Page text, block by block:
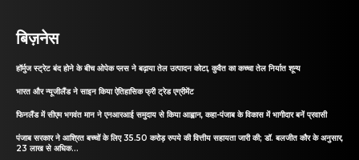
बिज़नेस
हॉर्मुज स्ट्रेट बंद होने के बीच ओपेक प्लस ने बढ़ाया तेल उत्पादन कोटा, कुवैत का कच्चा तेल निर्यात शून्य
भारत और न्यूजीलैंड ने साइन किया ऐतिहासिक फ्री ट्रेड एग्रीमेंट
फिनलैंड में सीएम भगवंत मान ने एनआरआई समुदाय से किया आह्वान, कहा-पंजाब के विकास में भागीदार बनें प्रवासी
पंजाब सरकार ने आश्रित बच्चों के लिए 35.50 करोड़ रुपये की वित्तीय सहायता जारी की; डॉ. बलजीत कौर के अनुसार,
23 लाख से अधिक...